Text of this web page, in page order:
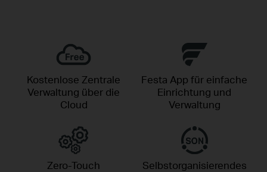
Kostenlose Zentrale
Verwaltung über die
Cloud
Festa App für einfache
Einrichtung und
Verwaltung
Zero-Touch
Selbstorganisierendes